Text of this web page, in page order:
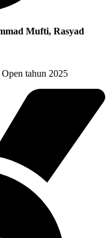
Mufti, Rasyad
tahun 2025